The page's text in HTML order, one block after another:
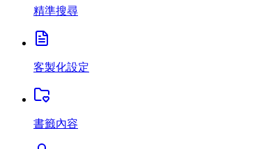
精準搜尋
客製化設定
書籤內容